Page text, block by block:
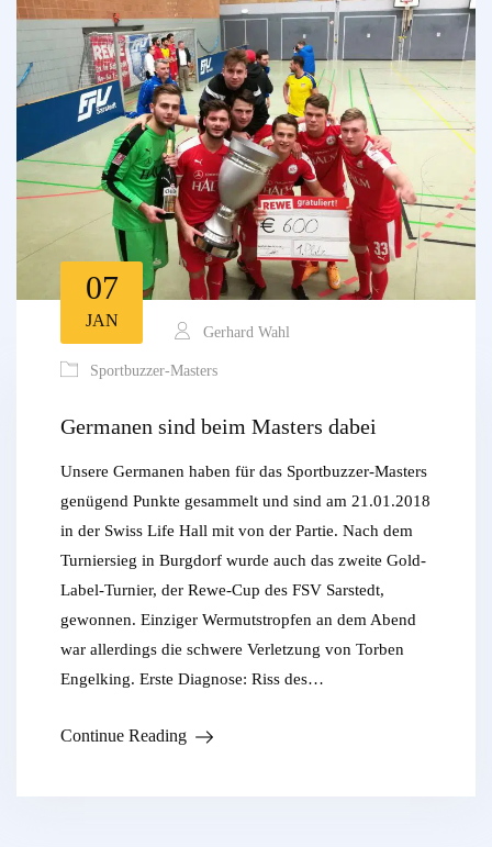
07
JAN
Gerhard Wahl
Sportbuzzer-Masters
Germanen sind beim Masters dabei
Unsere Germanen haben für das Sportbuzzer-Masters
genügend Punkte gesammelt und sind am 21.01.2018
in der Swiss Life Hall mit von der Partie. Nach dem
Turniersieg in Burgdorf wurde auch das zweite Gold-
Label-Turnier, der Rewe-Cup des FSV Sarstedt,
gewonnen. Einziger Wermutstropfen an dem Abend
war allerdings die schwere Verletzung von Torben
Engelking. Erste Diagnose: Riss des…
Continue Reading